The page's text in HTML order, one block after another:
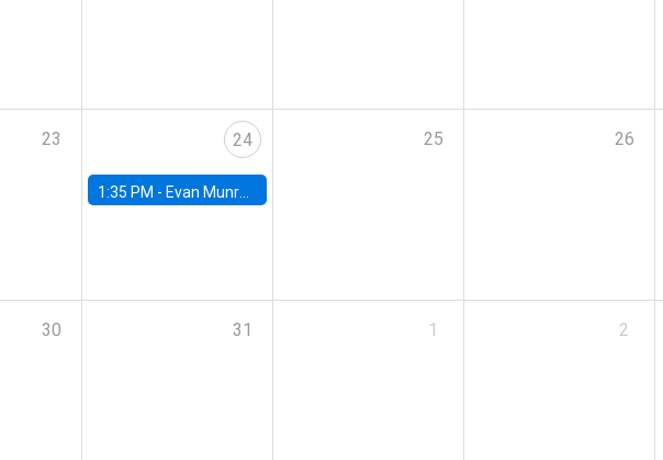
23 24
1:35 PM - Evan Munro, Neyman Visiting Assistant Professor in the Department of Statistics at UC Berkeley
25 26
30 31 1 2